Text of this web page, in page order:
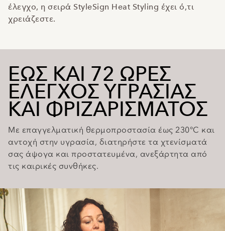
έλεγχο, η σειρά StyleSign Heat Styling έχει ό,τι
χρειάζεστε.
ΕΩΣ ΚΑΙ 72 ΩΡΕΣ
ΕΛΕΓΧΟΣ ΥΓΡΑΣΙΑΣ
ΚΑΙ ΦΡΙΖΑΡΙΣΜΑΤΟΣ
Με επαγγελματική θερμοπροστασία έως 230°C και
αντοχή στην υγρασία, διατηρήστε τα χτενίσματά
σας άψογα και προστατευμένα, ανεξάρτητα από
τις καιρικές συνθήκες.